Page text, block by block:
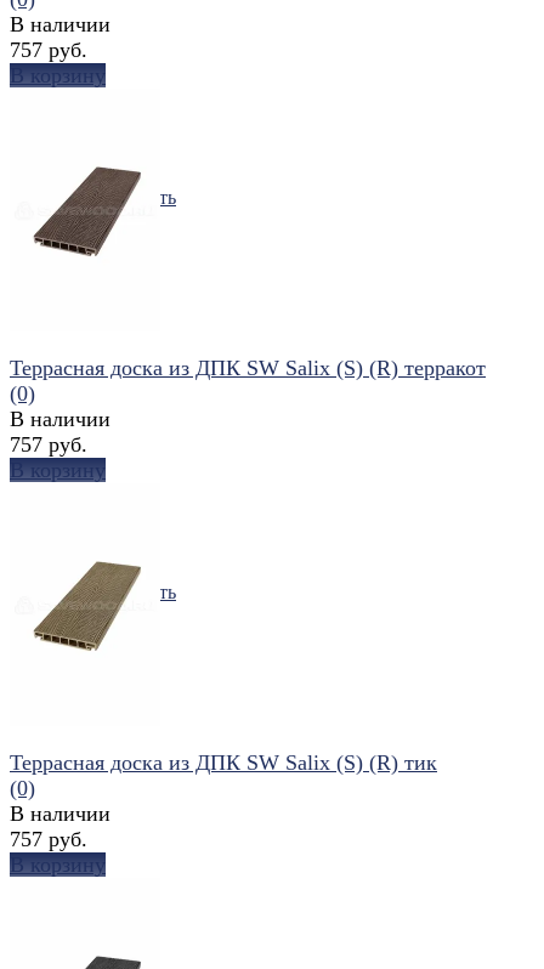
избранное сравнить
В наличии
757 руб.
В корзину
избранное сравнить
Террасная доска из ДПК SW Salix (S) (R) терракот
(0)
В наличии
757 руб.
В корзину
Террасная доска из ДПК SW Salix (S) (R) тик
(0)
В наличии
757 руб.
В корзину